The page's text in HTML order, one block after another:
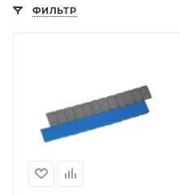
ФИЛЬТР